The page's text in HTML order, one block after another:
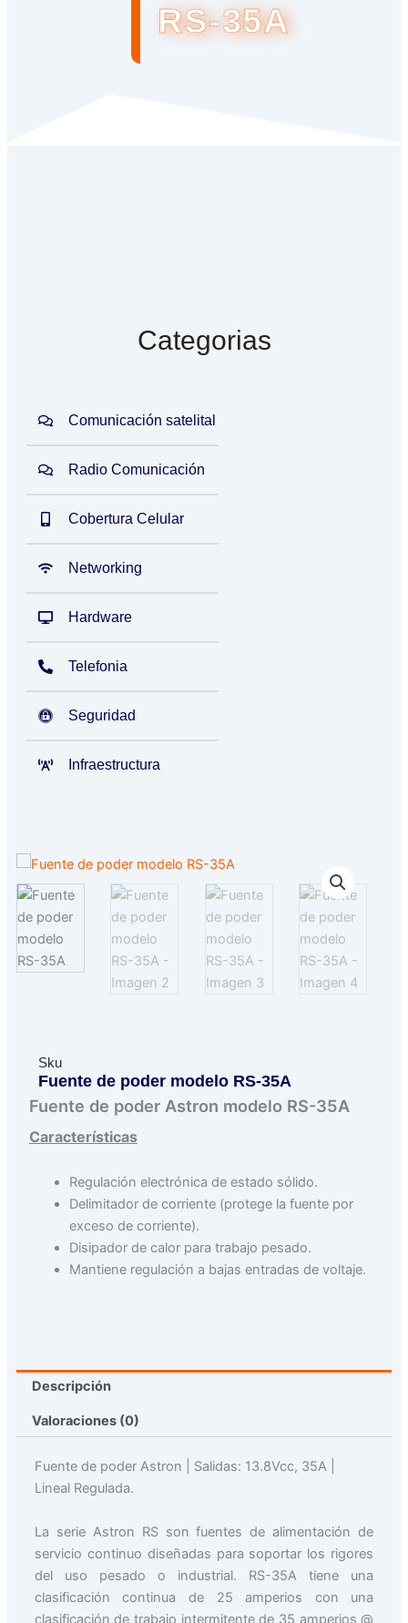
RS-35A
Categorias
Comunicación satelital
Radio Comunicación
Cobertura Celular
Networking
Hardware
Telefonia
Seguridad
Infraestructura
Sku
Fuente de poder modelo RS-35A
Fuente de poder Astron modelo RS-35A
Características
Regulación electrónica de estado sólido.
Delimitador de corriente (protege la fuente por
exceso de corriente).
Disipador de calor para trabajo pesado.
Mantiene regulación a bajas entradas de voltaje.
Descripción
Valoraciones (0)
Fuente de poder Astron | Salidas: 13.8Vcc, 35A |
Lineal Regulada.
La serie Astron RS son fuentes de alimentación de
servicio continuo diseñadas para soportar los rigores
del uso pesado o industrial. RS-35A tiene una
clasificación continua de 25 amperios con una
clasificación de trabajo intermitente de 35 amperios @